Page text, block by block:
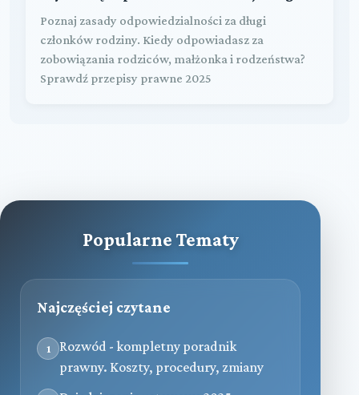
Poznaj zasady odpowiedzialności za długi
członków rodziny. Kiedy odpowiadasz za
zobowiązania rodziców, małżonka i rodzeństwa?
Sprawdź przepisy prawne 2025
Popularne Tematy
Najczęściej czytane
1
Rozwód - kompletny poradnik
prawny. Koszty, procedury, zmiany